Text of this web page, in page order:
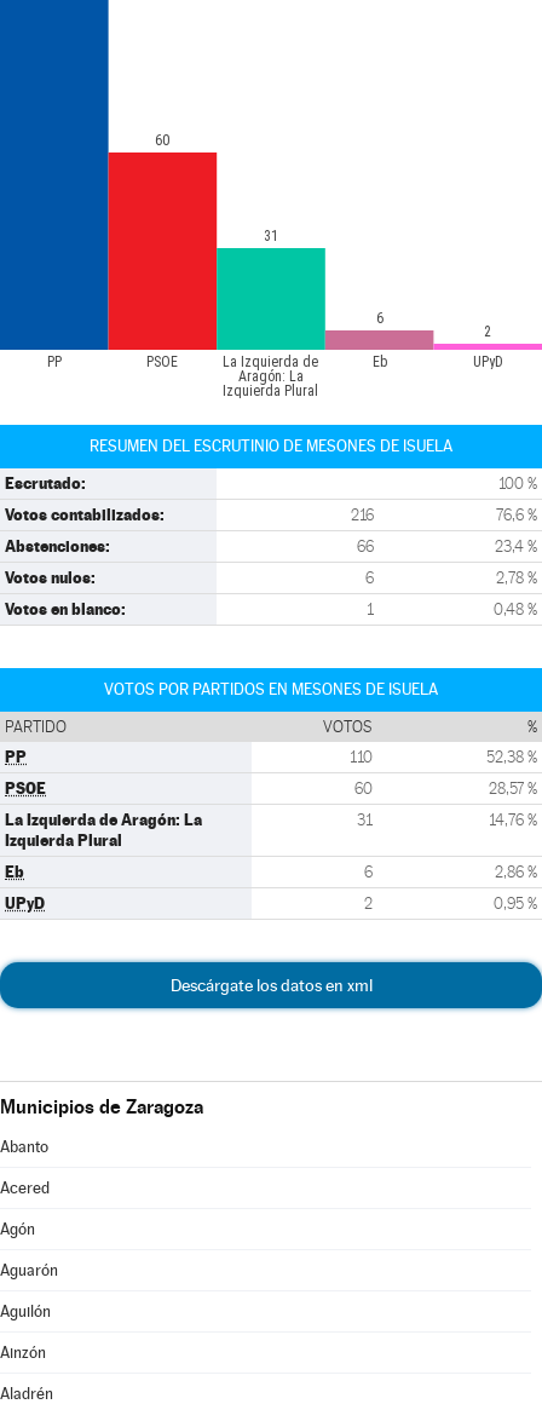
PP PSOE
La Izquierda de
Aragón: La
Izquierda Plural
Eb UPyD
60
31
6
2
RESUMEN DEL ESCRUTINIO DE MESONES DE ISUELA
Escrutado: 100 %
Votos contabilizados: 216 76,6 %
Abstenciones: 66 23,4 %
Votos nulos: 6 2,78 %
Votos en blanco: 1 0,48 %
VOTOS POR PARTIDOS EN MESONES DE ISUELA
PARTIDO VOTOS %
PP 110 52,38 %
PSOE 60 28,57 %
La Izquierda de Aragón: La
Izquierda Plural
31 14,76 %
Eb 6 2,86 %
UPyD 2 0,95 %
Descárgate los datos en xml
Municipios de Zaragoza
Abanto
Acered
Agón
Aguarón
Aguilón
Ainzón
Aladrén